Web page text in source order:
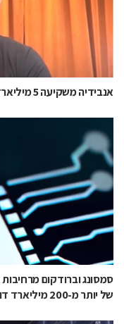
אנבידיה משקיעה 5 מיליארד דולר בחברת ה-AI של איליה סוצקבר
של יותר מ-200 מיליארד דולר